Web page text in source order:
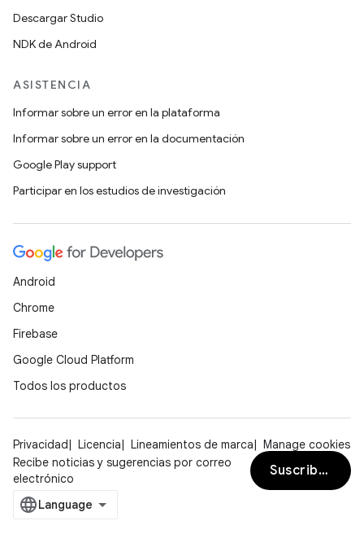
Descargar Studio
NDK de Android
ASISTENCIA
Informar sobre un error en la plataforma
Informar sobre un error en la documentación
Google Play support
Participar en los estudios de investigación
Android
Chrome
Firebase
Google Cloud Platform
Todos los productos
Privacidad Licencia Lineamientos de marca
Manage cookies
Recibe noticias y sugerencias por correo
electrónico
Suscribirse